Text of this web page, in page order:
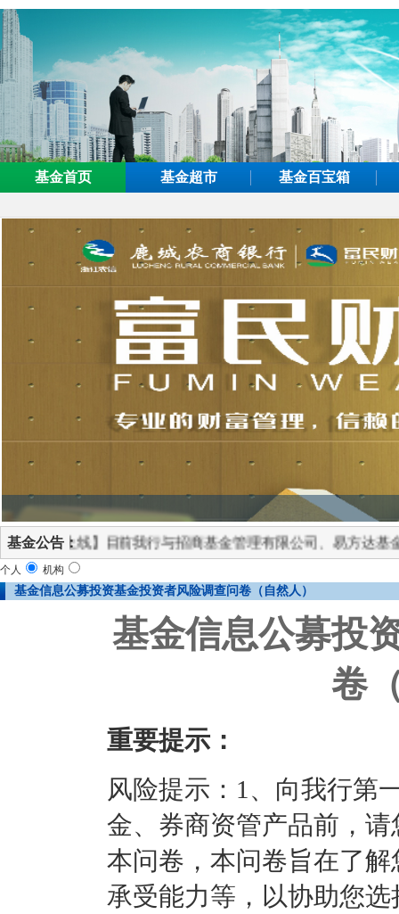
基金首页 基金超市 基金百宝箱
基金公告：
式上线】目前我行与招商基金管理有限公司、易方达基金管
个人 机构
基金信息公募投资基金投资者风险调查问卷（自然人）
基金信息公募投
卷
重要提示：
风险提示：1、向我行第
金、券商资管产品前，
本问卷，本问卷旨在了
承受能力等，以协助您